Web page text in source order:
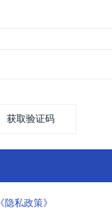
获取验证码
《隐私政策》